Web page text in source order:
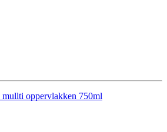
oppervlakken 750ml